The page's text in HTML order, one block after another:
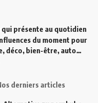
présente au quotidien
du moment pour
déco, bien-être, auto…
derniers articles